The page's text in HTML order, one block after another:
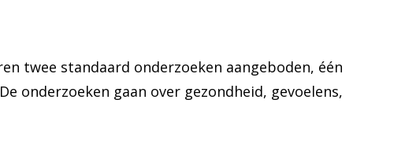
twee standaard onderzoeken aangeboden, één
onderzoeken gaan over gezondheid, gevoelens,